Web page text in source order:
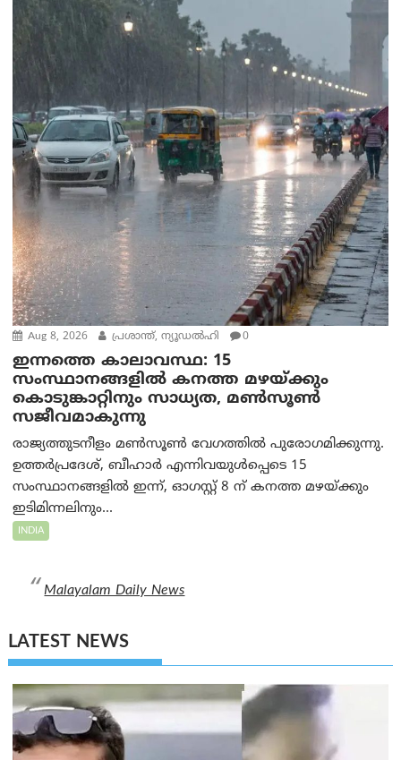
Aug 8, 2026 പ്രശാന്ത്, ന്യൂഡല്‍ഹി 0
ഇന്നത്തെ കാലാവസ്ഥ: 15
സംസ്ഥാനങ്ങളിൽ കനത്ത മഴയ്ക്കും
കൊടുങ്കാറ്റിനും സാധ്യത, മൺസൂൺ
സജീവമാകുന്നു
രാജ്യത്തുടനീളം മൺസൂൺ വേഗത്തിൽ പുരോഗമിക്കുന്നു.
ഉത്തർപ്രദേശ്, ബീഹാർ എന്നിവയുൾപ്പെടെ 15
സംസ്ഥാനങ്ങളിൽ ഇന്ന്, ഓഗസ്റ്റ് 8 ന് കനത്ത മഴയ്ക്കും
ഇടിമിന്നലിനും...
INDIA
Malayalam Daily News
LATEST NEWS